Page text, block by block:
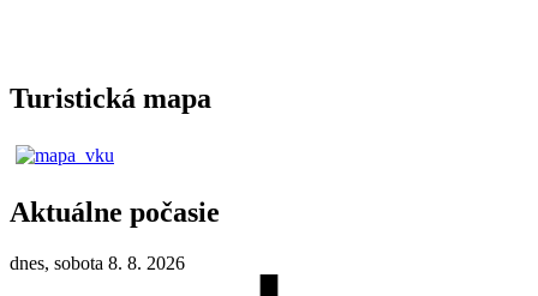
Turistická mapa
Aktuálne počasie
dnes, sobota 8. 8. 2026